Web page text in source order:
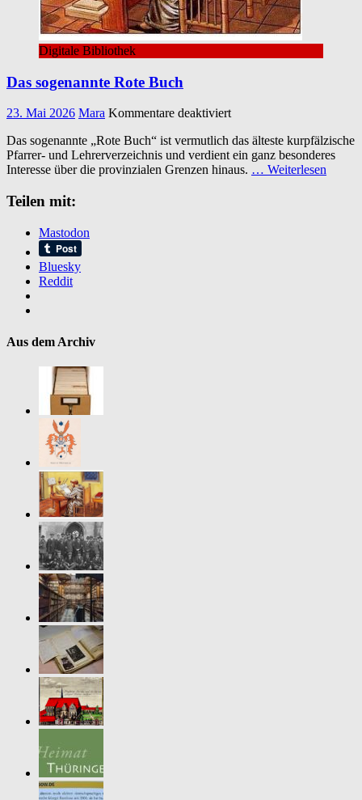
Digitale Bibliothek
Das sogenannte Rote Buch
23. Mai 2026 Mara Kommentare deaktiviertfür
sogenannte
Rote
Buch
Das sogenannte „Rote Buch“ ist vermutlich das älteste kurpfälzische
Pfarrer- und Lehrerverzeichnis und verdient ein ganz besonderes
Interesse über die provinzialen Grenzen hinaus. … Weiterlesen
Teilen mit:
Mastodon
Bluesky
Reddit
Aus dem Archiv